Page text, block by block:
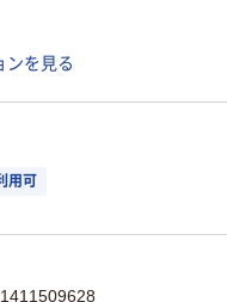
ンを見る
用可